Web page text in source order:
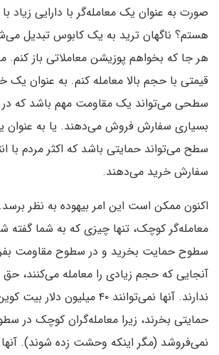
صورت به عنوان یک معامله‌گر با دارایی زیاد
هستم؟ ناگهان ترید به یک کابوس تبدیل
هر جا که بخواهم پوزیشن معاملاتی باز
قیمتی با حجم بالا معامله کنم. به عنوان یک
سطحی می‌تواند یک مقاومت مهم باشد که در
بسیاری سفارش فروش می‌دهند. یا به عنوان
سطح می‌تواند حمایتی باشد که اکثر مردم با
سفارش خرید می‌دهند.
اکنون ممکن است این امر بیهوده به نظر
معامله‌گر کوچک، تنها چیزی که به شما
سطوح حمایت بخرید و در سطوح مقاومت
آنجایی که حجم زیادی را معامله می‌کنند،
ندارند. آنها نمی‌توانند ۴۰ میلیون
حمایتی بخرند، زیرا معامله‌گران کوچک در
نمی‌فروشد (مگر اینکه وحشت زده شوند).